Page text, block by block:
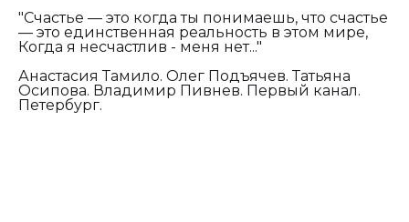
"Счастье — это когда ты понимаешь, что счастье
— это единственная реальность в этом мире,
Когда я несчастлив - меня нет..."
Анастасия Тамило. Олег Подъячев. Татьяна
Осипова. Владимир Пивнев. Первый канал.
Петербург.